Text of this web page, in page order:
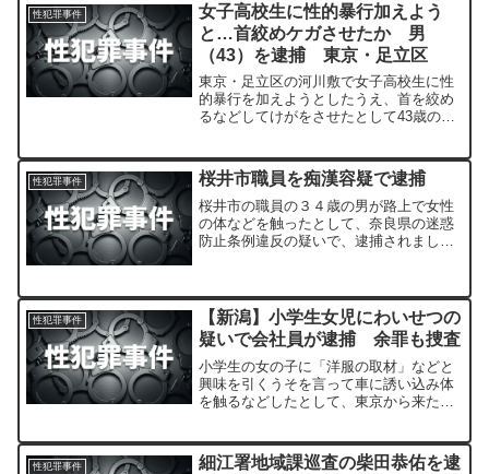
性犯罪事件
女子高校生に性的暴行加えよう
と…首絞めケガさせたか 男
（43）を逮捕 東京・足立区
東京・足立区の河川敷で女子高校生に性
的暴行を加えようとしたうえ、首を絞め
るなどしてけがをさせたとして43歳の男
性犯罪事件 桜井市職員を痴漢容疑で逮捕
桜井市の職員の３４歳の男が路上で女性
の体などを触ったとして、奈良県の迷惑
防止条例違反の疑いで、逮捕されまし
性犯罪事件
【新潟】小学生女児にわいせつの
疑いで会社員が逮捕 余罪も捜査
小学生の女の子に「洋服の取材」などと
興味を引くうそを言って車に誘い込み体
を触るなどしたとして、東京から来た３
性犯罪事件
細江署地域課巡査の柴田恭佑を逮